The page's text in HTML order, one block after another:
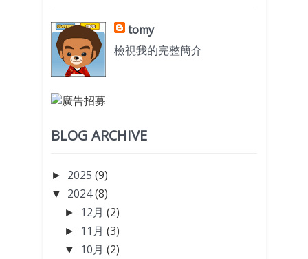
tomy
檢視我的完整簡介
BLOG ARCHIVE
► 2025 (9)
▼ 2024(8)
► 12月 (2)
► 11月 (3)
▼ 10月 (2)